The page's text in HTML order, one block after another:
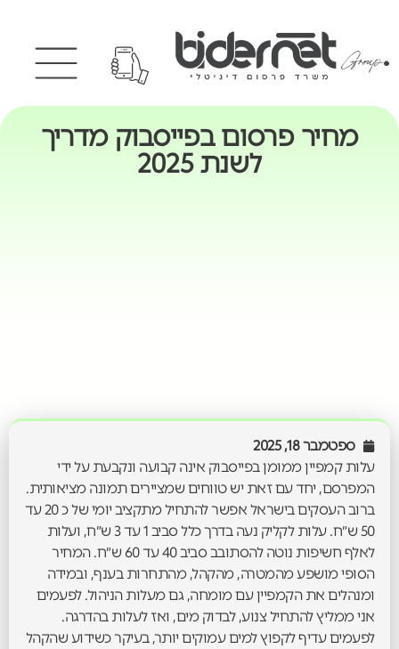
מחיר פרסום בפייסבוק מדריך
לשנת 2025
ספטמבר 18, 2025
עלות קמפיין ממומן בפייסבוק אינה קבועה ונקבעת על ידי
המפרסם, יחד עם זאת יש טווחים שמציירים תמונה מציאותית.
ברוב העסקים בישראל אפשר להתחיל מתקציב יומי של כ 20 עד
50 ש״ח. עלות לקליק נעה בדרך כלל סביב 1 עד 3 ש״ח, ועלות
לאלף חשיפות נוטה להסתובב סביב 40 עד 60 ש״ח. המחיר
הסופי מושפע מהמטרה, מהקהל, מהתחרות בענף, ובמידה
ומנהלים את הקמפיין עם מומחה, גם מעלות הניהול. לפעמים
אני ממליץ להתחיל צנוע, לבדוק מים, ואז לעלות בהדרגה.
לפעמים עדיף לקפוץ למים עמוקים יותר, בעיקר כשידוע שהקהל